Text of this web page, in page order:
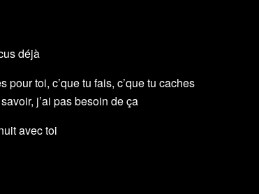
déjà
pour toi, c’que tu fais, c’que tu caches
j’ai pas besoin de ça
avec toi